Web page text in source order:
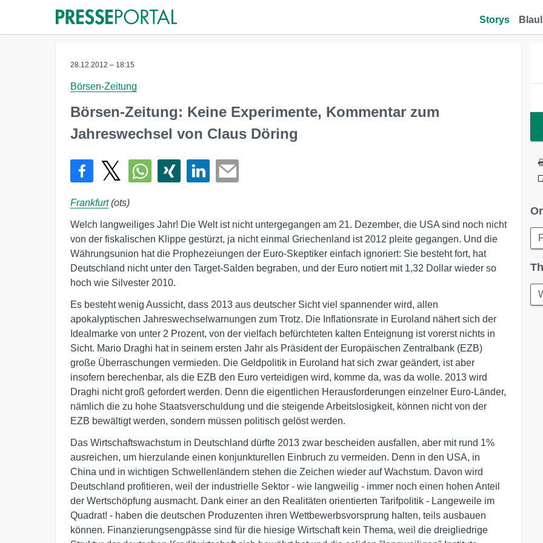
Storys
28.12.2012 – 18:15
Börsen-Zeitung
Börsen-Zeitung: Keine Experimente, Kommentar zum
Jahreswechsel von Claus Döring
Frankfurt(ots)
Welch langweiliges Jahr! Die Welt ist nicht untergegangen am 21. Dezember, die USA sind noch nicht
von der fiskalischen Klippe gestürzt, ja nicht einmal Griechenland ist 2012 pleite gegangen. Und die
Währungsunion hat die Prophezeiungen der Euro-Skeptiker einfach ignoriert: Sie besteht fort, hat
Deutschland nicht unter den Target-Salden begraben, und der Euro notiert mit 1,32 Dollar wieder so
hoch wie Silvester 2010.
Es besteht wenig Aussicht, dass 2013 aus deutscher Sicht viel spannender wird, allen
apokalyptischen Jahreswechselwarnungen zum Trotz. Die Inflationsrate in Euroland nähert sich der
Idealmarke von unter 2 Prozent, von der vielfach befürchteten kalten Enteignung ist vorerst nichts in
Sicht. Mario Draghi hat in seinem ersten Jahr als Präsident der Europäischen Zentralbank (EZB)
große Überraschungen vermieden. Die Geldpolitik in Euroland hat sich zwar geändert, ist aber
insofern berechenbar, als die EZB den Euro verteidigen wird, komme da, was da wolle. 2013 wird
Draghi nicht groß gefordert werden. Denn die eigentlichen Herausforderungen einzelner Euro-Länder,
nämlich die zu hohe Staatsverschuldung und die steigende Arbeitslosigkeit, können nicht von der
EZB bewältigt werden, sondern müssen politisch gelöst werden.
Das Wirtschaftswachstum in Deutschland dürfte 2013 zwar bescheiden ausfallen, aber mit rund 1%
ausreichen, um hierzulande einen konjunkturellen Einbruch zu vermeiden. Denn in den USA, in
China und in wichtigen Schwellenländern stehen die Zeichen wieder auf Wachstum. Davon wird
Deutschland profitieren, weil der industrielle Sektor - wie langweilig - immer noch einen hohen Anteil
der Wertschöpfung ausmacht. Dank einer an den Realitäten orientierten Tarifpolitik - Langeweile im
Quadrat! - haben die deutschen Produzenten ihren Wettbewerbsvorsprung halten, teils ausbauen
können. Finanzierungsengpässe sind für die hiesige Wirtschaft kein Thema, weil die dreigliedrige